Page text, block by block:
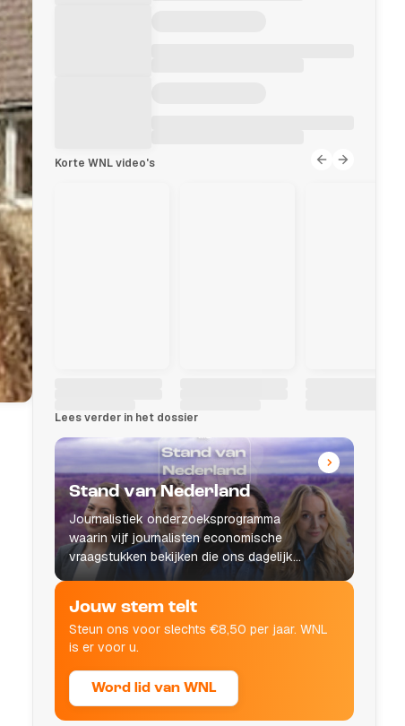
Korte WNL video's
Lees verder in het dossier
Stand van Nederland
Journalistiek onderzoeksprogramma
waarin vijf journalisten economische
vraagstukken bekijken die ons dagelijks
leven raken.
Jouw stem telt
Steun ons voor slechts €8,50 per jaar. WNL
is er voor u.
Word lid van WNL